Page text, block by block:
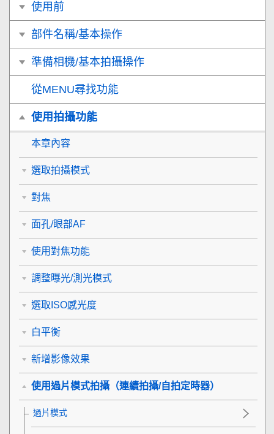
使用前
部件名稱/基本操作
準備相機/基本拍攝操作
從MENU尋找功能
使用拍攝功能
本章內容
選取拍攝模式
對焦
面孔/眼部AF
使用對焦功能
調整曝光/測光模式
選取ISO感光度
白平衡
新增影像效果
使用過片模式拍攝（連續拍攝/自拍定時器）
過片模式